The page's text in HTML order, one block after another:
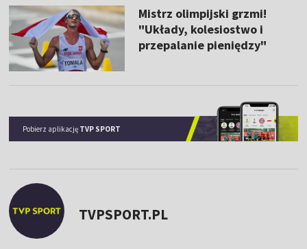
Mistrz olimpijski grzmi!
"Układy, kolesiostwo i
przepalanie pieniędzy"
Pobierz aplikację TVP SPORT
TVPSPORT.PL